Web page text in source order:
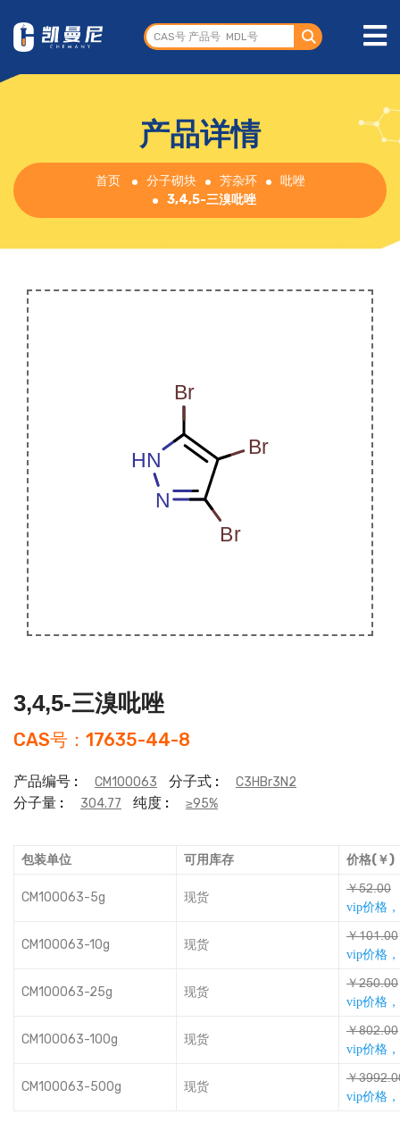
产品详情
首页 分子砌块 芳杂环
吡唑
3,4,5-三溴吡唑
3,4,5-三溴吡唑
CAS号：17635-44-8
产品编号 : CM100063 分子式 : C3HBr3N2
分子量 : 304.77 纯度 : ≥95%
包装单位 可用库存 价格(￥)
CM100063-5g 现货
￥Ɛǆşœœ
vip价格
CM100063-10g 现货
￥ȤœȤşœœ
vip价格
CM100063-25g 现货
￥ǆƐœşœœ
vip价格
CM100063-100g 现货
￥Ȗœǆşœœ
vip价格
CM100063-500g 现货
￥
vip价格